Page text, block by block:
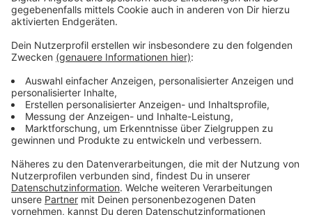
Rekordsumme für Radwege und
Anzeige
Das Land Nordrhein-Westfalen investiert 2026
in den Ausbau des Radverkehrs – so viel wie noch nie.
Ein Großteil der Mittel fließt in kommunale Projekte,
etwa neue Radwege, Abstellanlagen und mehr